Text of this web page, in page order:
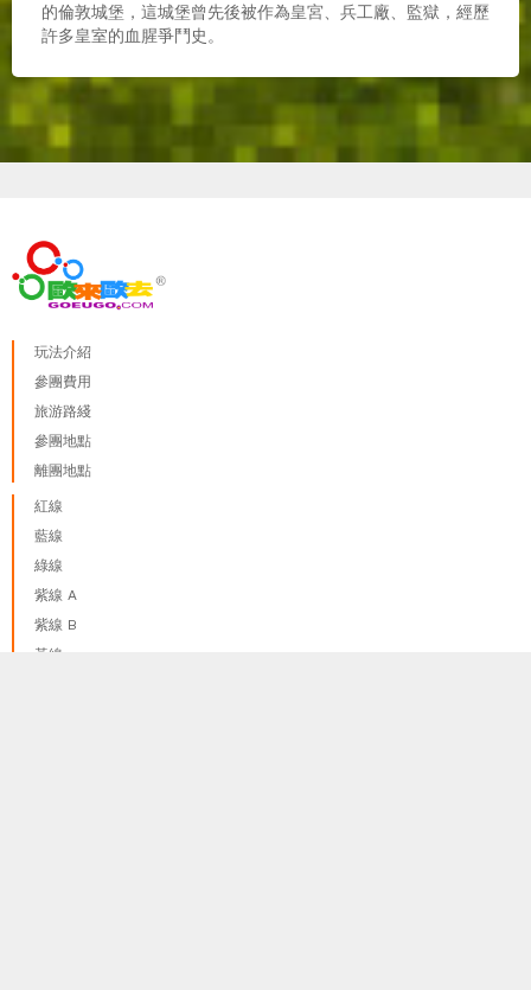
的倫敦城堡，這城堡曾先後被作為皇宮、兵工廠、監獄，經歷
許多皇室的血腥爭鬥史。
玩法介紹
參團費用
旅游路綫
參團地點
離團地點
紅線
藍線
綠線
紫線 A
紫線 B
黃線